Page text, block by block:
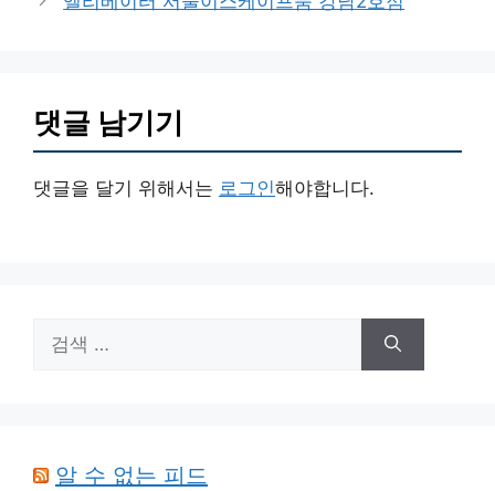
리
댓글 남기기
댓글을 달기 위해서는 로그인해야합니다.
색:
알 수 없는 피드